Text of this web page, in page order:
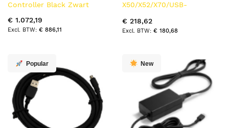
Controller Black Zwart
€ 1.072,19
€ 886,11
X50/X52/X70/USB-
€ 218,62
€ 180,68
Popular New